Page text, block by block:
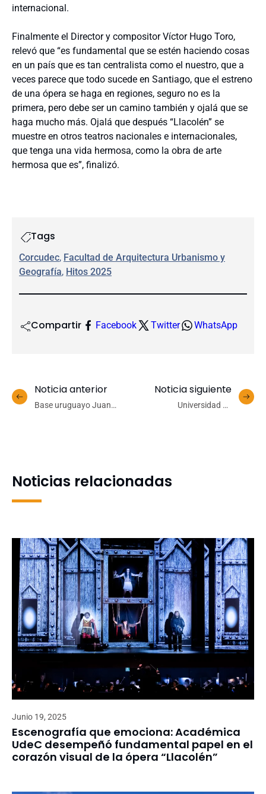
internacional.
Finalmente el Director y compositor Víctor Hugo Toro,
relevó que “es fundamental que se estén haciendo cosas
en un país que es tan centralista como el nuestro, que a
veces parece que todo sucede en Santiago, que el estreno
de una ópera se haga en regiones, seguro no es la
primera, pero debe ser un camino también y ojalá que se
haga mucho más. Ojalá que después “Llacolén” se
muestre en otros teatros nacionales e internacionales,
que tenga una vida hermosa, como la obra de arte
hermosa que es”, finalizó.
Tags
Corcudec, Facultad de Arquitectura Urbanismo y
Geografía, Hitos 2025
Compartir Facebook Twitter WhatsApp
Noticia anterior
Base uruguayo Juan
Noticia siguiente
Universidad de
Noticias relacionadas
Junio 19, 2025
Escenografía que emociona: Académica
UdeC desempeñó fundamental papel en el
corazón visual de la ópera “Llacolén”